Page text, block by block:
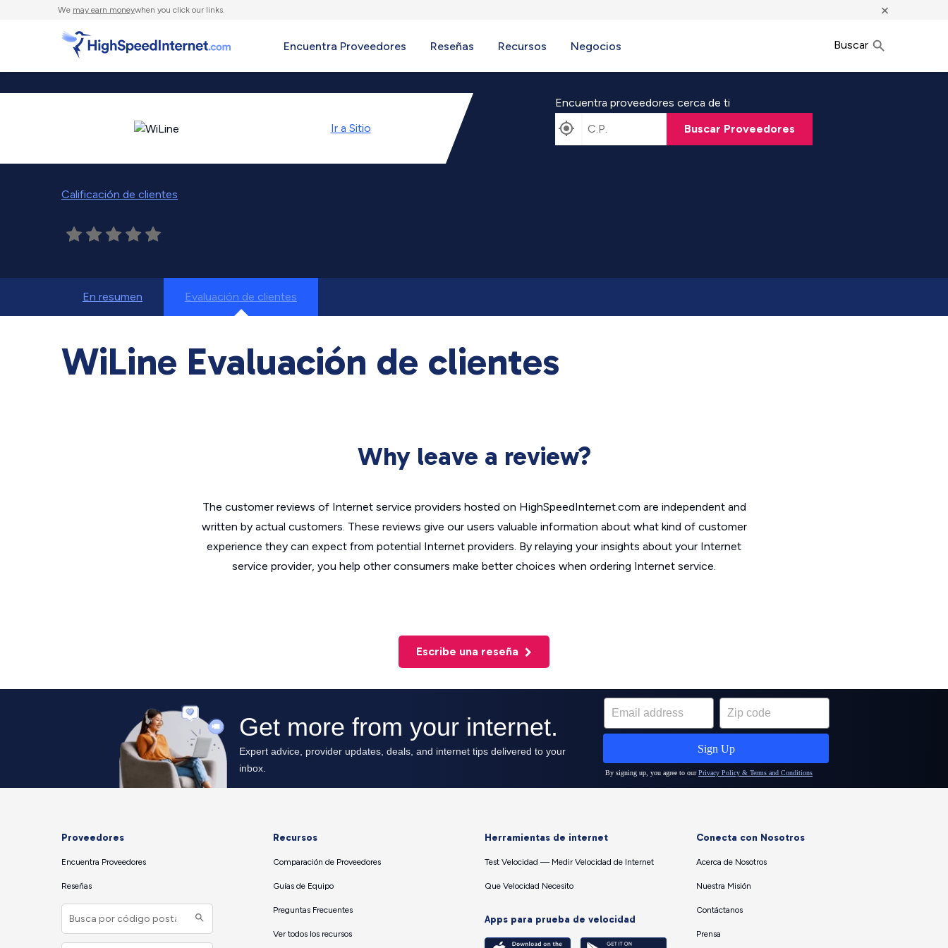
We may earn moneywhen you click our links. ×
Encuentra Proveedores Reseñas Recursos Negocios Buscar
Ir a Sitio
Calificación de clientes
Encuentra proveedores cerca de ti
Buscar Proveedores
En resumen Evaluación de clientes
WiLine Evaluación de clientes
Why leave a review?
The customer reviews of Internet service providers hosted on HighSpeedInternet.com are independent and
written by actual customers. These reviews give our users valuable information about what kind of customer
experience they can expect from potential Internet providers. By relaying your insights about your Internet
service provider, you help other consumers make better choices when ordering Internet service.
Escribe una reseña
Proveedores
Encuentra Proveedores
Reseñas
Recursos
Comparación de Proveedores
Guías de Equipo
Preguntas Frecuentes
Ver todos los recursos
Herramientas de internet
Test Velocidad — Medir Velocidad de Internet
Que Velocidad Necesito
Apps para prueba de velocidad
Conecta con Nosotros
Acerca de Nosotros
Nuestra Misión
Contáctanos
Prensa